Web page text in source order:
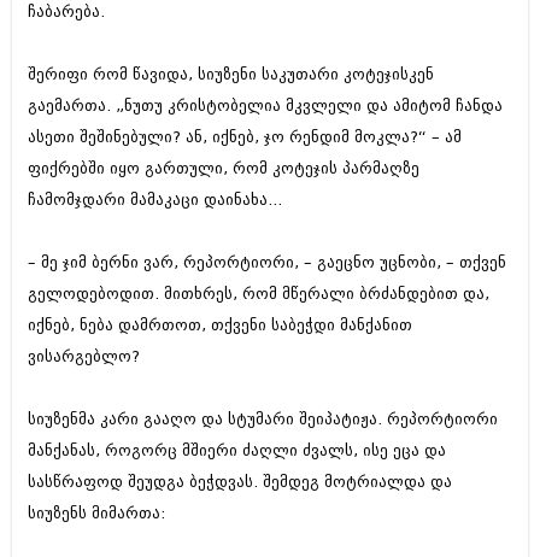
მაისი 2012 (240)
თებერვალი 2012 (376)
იანვარი 2012 (322)
ნოემბერი 2011 (471)
ოქტომბერი 2011 (754)
სექტემბერი 2011 (407)
აგვისტო 2011 (249)
ივნისი 2011 (438)
აპრილი 2011 (294)
მარტი 2011 (654)
თებერვალი 2011 (329)
დეკემბერი 2010 (881)
ნოემბერი 2010 (422)
ოქტომბერი 2010 (341)
სექტემბერი 2010 (449)
აგვისტო 2010 (461)
ჩაბარება.
შერიფი რომ წავიდა, სიუზენი საკუთარი კოტეჯისკენ
გაემართა. „ნუთუ კრისტობელია მკვლელი და ამიტომ ჩანდა
ასეთი შეშინებული? ან, იქნებ, ჯო რენდიმ მოკლა?“ – ამ
ფიქრებში იყო გართული, რომ კოტეჯის პარმაღზე
ჩამომჯდარი მამაკაცი დაინახა...
– მე ჯიმ ბერნი ვარ, რეპორტიორი, – გაეცნო უცნობი, – თქვენ
გელოდებოდით. მითხრეს, რომ მწერალი ბრძანდებით და,
იქნებ, ნება დამრთოთ, თქვენი საბეჭდი მანქანით
ვისარგებლო?
სიუზენმა კარი გააღო და სტუმარი შეიპატიჟა. რეპორტიორი
მანქანას, როგორც მშიერი ძაღლი ძვალს, ისე ეცა და
სასწრაფოდ შეუდგა ბეჭდვას. შემდეგ მოტრიალდა და
სიუზენს მიმართა: